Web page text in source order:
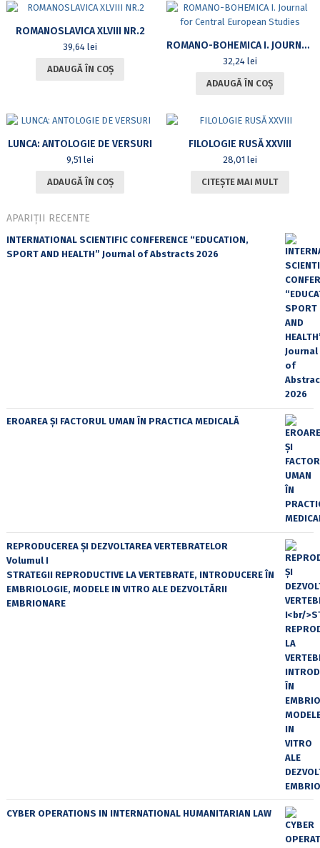
ROMANOSLAVICA XLVIII NR.2
39,64lei
ADAUGĂ ÎN COȘ
ROMANO-BOHEMICA I. JOURNAL FOR CENTRAL EUROPEAN STUDIES
32,24 lei
ADAUGĂ ÎN COȘ
LUNCA: ANTOLOGIE DE VERSURI
9,51lei
ADAUGĂ ÎN COȘ
FILOLOGIE RUSĂ XXVIII
28,01 lei
CITEȘTE MAI MULT
APARIȚII RECENTE
INTERNATIONAL SCIENTIFIC CONFERENCE “EDUCATION,
SPORT AND HEALTH” Journal of Abstracts 2026
EROAREA ȘI FACTORUL UMAN ÎN PRACTICA MEDICALĂ
REPRODUCEREA ȘI DEZVOLTAREA VERTEBRATELOR
Volumul I
STRATEGII REPRODUCTIVE LA VERTEBRATE, INTRODUCERE ÎN
EMBRIOLOGIE, MODELE IN VITRO ALE DEZVOLTĂRII
EMBRIONARE
CYBER OPERATIONS IN INTERNATIONAL HUMANITARIAN LAW